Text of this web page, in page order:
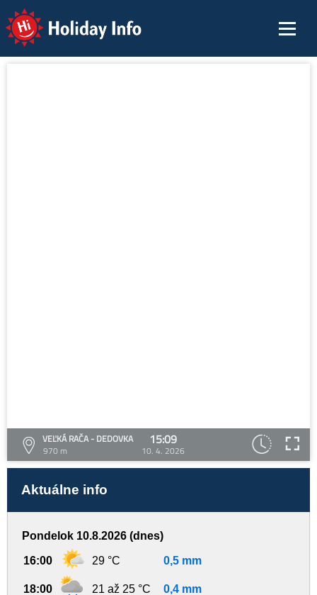
Holiday Info
VEĽKÁ RAČA - DEDOVKA
970 m
15:09
10. 4. 2026
Aktuálne info
Pondelok 10.8.2026 (dnes)
16:00 29 °C 0,5 mm
18:00 21 až 25 °C 0,4 mm